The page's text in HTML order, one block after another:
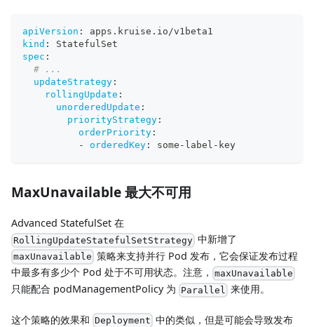
apiVersion :
apps.kruise.io/v1beta1
kind :
StatefulSet
spec :
# ...
updateStrategy :
rollingUpdate :
unorderedUpdate :
priorityStrategy :
orderPriority :
-
orderedKey : some - label - key
MaxUnavailable 最大不可用
Advanced StatefulSet 在
RollingUpdateStatefulSetStrategy 中新增了
maxUnavailable 策略来支持并行 Pod 发布，它会保证发布过程
中最多有多少个 Pod 处于不可用状态。注意，
maxUnavailable
只能配合 podManagementPolicy 为 Parallel 来使用。
这个策略的效果和 Deployment 中的类似，但是可能会导致发布